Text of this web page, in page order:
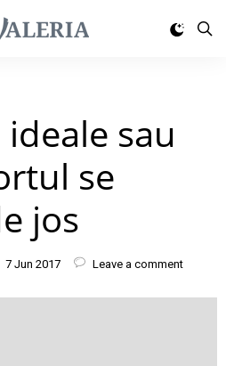
sau
se
jos
7 Jun 2017 Leave a comment